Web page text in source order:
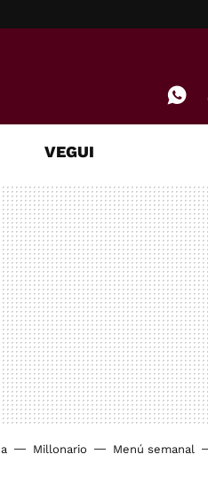
VEGUI
Millonario Menú semanal